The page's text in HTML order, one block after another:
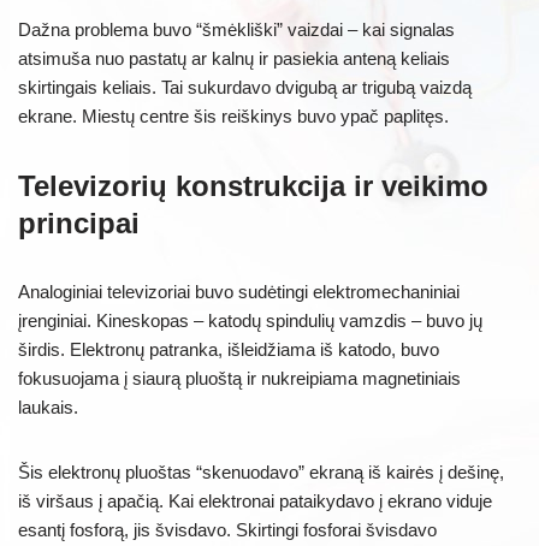
Dažna problema buvo “šmėkliški” vaizdai – kai signalas
atsimuša nuo pastatų ar kalnų ir pasiekia anteną keliais
skirtingais keliais. Tai sukurdavo dvigubą ar trigubą vaizdą
ekrane. Miestų centre šis reiškinys buvo ypač paplitęs.
Televizorių konstrukcija ir veikimo
principai
Analoginiai televizoriai buvo sudėtingi elektromechaniniai
įrenginiai. Kineskopas – katodų spindulių vamzdis – buvo jų
širdis. Elektronų patranka, išleidžiama iš katodo, buvo
fokusuojama į siaurą pluoštą ir nukreipiama magnetiniais
laukais.
Šis elektronų pluoštas “skenuodavo” ekraną iš kairės į dešinę,
iš viršaus į apačią. Kai elektronai pataikydavo į ekrano viduje
esantį fosforą, jis švisdavo. Skirtingi fosforai švisdavo